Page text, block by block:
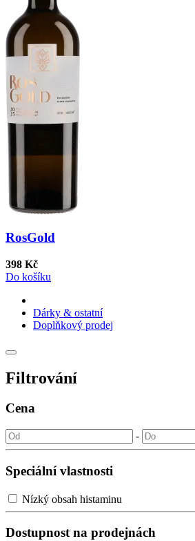
RosGold
398 Kč
Do košíku
Dárky & ostatní
Doplňkový prodej
Filtrování
Cena
-
Speciální vlastnosti
Nízký obsah histaminu
Dostupnost na prodejnách